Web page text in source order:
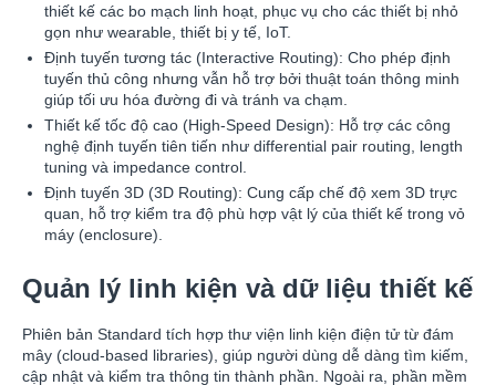
thiết kế các bo mạch linh hoạt, phục vụ cho các thiết bị nhỏ
gọn như wearable, thiết bị y tế, IoT.
Định tuyến tương tác (Interactive Routing): Cho phép định
tuyến thủ công nhưng vẫn hỗ trợ bởi thuật toán thông minh
giúp tối ưu hóa đường đi và tránh va chạm.
Thiết kế tốc độ cao (High-Speed Design): Hỗ trợ các công
nghệ định tuyến tiên tiến như differential pair routing, length
tuning và impedance control.
Định tuyến 3D (3D Routing): Cung cấp chế độ xem 3D trực
quan, hỗ trợ kiểm tra độ phù hợp vật lý của thiết kế trong vỏ
máy (enclosure).
Quản lý linh kiện và dữ liệu thiết kế
Phiên bản Standard tích hợp thư viện linh kiện điện tử từ đám
mây (cloud-based libraries), giúp người dùng dễ dàng tìm kiếm,
cập nhật và kiểm tra thông tin thành phần. Ngoài ra, phần mềm